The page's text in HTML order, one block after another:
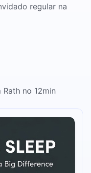
regular na
no 12min